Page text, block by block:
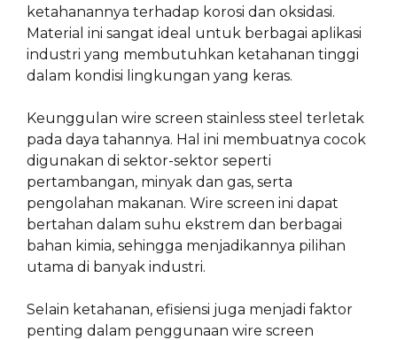
ketahanannya terhadap korosi dan oksidasi.
Material ini sangat ideal untuk berbagai aplikasi
industri yang membutuhkan ketahanan tinggi
dalam kondisi lingkungan yang keras.
Keunggulan wire screen stainless steel terletak
pada daya tahannya. Hal ini membuatnya cocok
digunakan di sektor-sektor seperti
pertambangan, minyak dan gas, serta
pengolahan makanan. Wire screen ini dapat
bertahan dalam suhu ekstrem dan berbagai
bahan kimia, sehingga menjadikannya pilihan
utama di banyak industri.
Selain ketahanan, efisiensi juga menjadi faktor
penting dalam penggunaan wire screen